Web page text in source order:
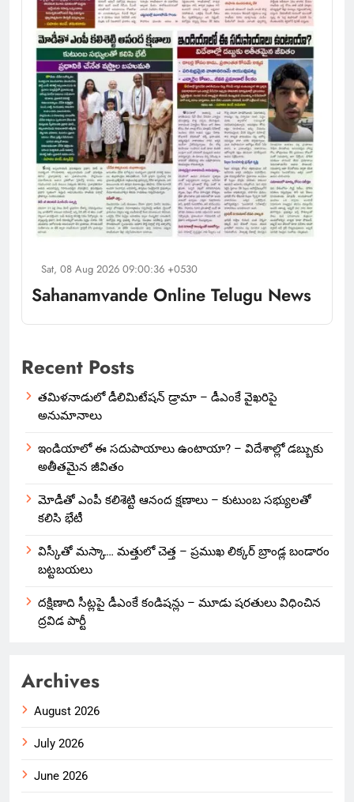
Sat, 08 Aug 2026 09:00:36 +0530
Sahanamvande Online Telugu News
Recent Posts
తమిళనాడులో డీలిమిటేషన్ డ్రామా – డీఎంకే వైఖరిపై
అనుమానాలు
ఇండియాలో‌ ఈ సదుపాయాలు ఉంటాయా? – విదేశాల్లో డబ్బుకు
అతీతమైన జీవితం
మోడీతో ఎంపీ కలిశెట్టి ఆనంద క్షణాలు – కుటుంబ సభ్యులతో
కలిసి భేటీ
విస్కీతో మస్కా… మత్తులో చెత్త – ప్రముఖ లిక్కర్ బ్రాండ్ల బండారం
బట్టబయలు
దక్షిణాది సీట్లపై డీఎంకే కండిషన్లు – మూడు షరతులు విధించిన
ద్రవిడ పార్టీ
Archives
August 2026
July 2026
June 2026